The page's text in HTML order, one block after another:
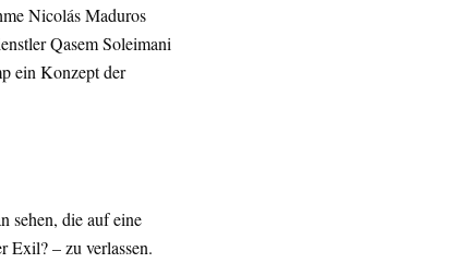
Nicolás Maduros
Qasem Soleimani
ein Konzept der
sehen, die auf eine
Exil? – zu verlassen.